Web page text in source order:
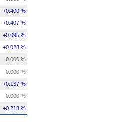
+0.400 %
+0.407 %
+0.095 %
+0.028 %
0.000 %
0.000 %
+0.137 %
0.000 %
+0.218 %